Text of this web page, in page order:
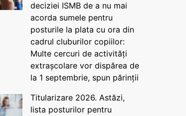
deciziei ISMB de a nu mai
acorda sumele pentru
posturile la plata cu ora din
cadrul cluburilor copiilor:
Multe cercuri de activități
extrașcolare vor dispărea de
la 1 septembrie, spun părinții
Titularizare 2026. Astăzi,
lista posturilor pentru